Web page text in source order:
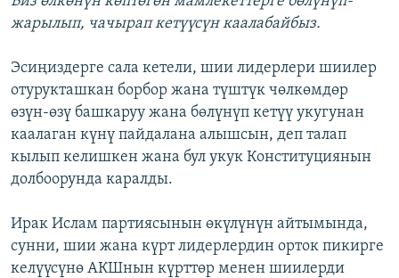
жарылып, чачырап кетүүсүн каалабайбыз.
Эсиңиздерге сала кетели, шии лидерлери шиилер
отурукташкан борбор жана түштүк чөлкөмдөр
өзүн-өзү башкаруу жана бөлүнүп кетүү укугунан
каалаган күнү пайдалана алышсын, деп талап
кылып келишкен жана бул укук Конституциянын
долбоорунда каралды.
Ирак Ислам партиясынын өкүлүнүн айтымында,
сунни, шии жана күрт лидерлердин орток пикирге
келүүсүнө АКШнын күрттөр менен шиилерди